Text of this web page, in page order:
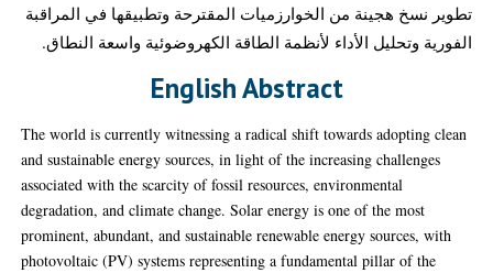
تطوير نسخ هجينة من الخوارزميات المقترحة وتطبيقها في المراقبة
الفورية وتحليل الأداء لأنظمة الطاقة الكهروضوئية واسعة النطاق.
English Abstract
The world is currently witnessing a radical shift towards adopting clean
and sustainable energy sources, in light of the increasing challenges
associated with the scarcity of fossil resources, environmental
degradation, and climate change. Solar energy is one of the most
prominent, abundant, and sustainable renewable energy sources, with
photovoltaic (PV) systems representing a fundamental pillar of the